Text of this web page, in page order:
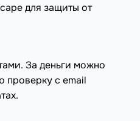
для защиты от
За деньги можно
проверку с email